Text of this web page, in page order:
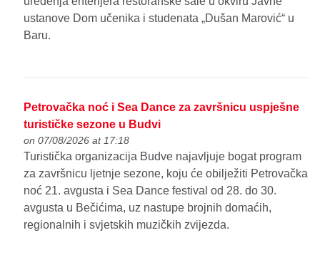
ustanove Dom učenika i studenata „Dušan Marović“ u
Baru.
Petrovačka noć i Sea Dance za završnicu uspješne
turističke sezone u Budvi
on 07/08/2026 at 17:18
Turistička organizacija Budve najavljuje bogat program
za završnicu ljetnje sezone, koju će obilježiti Petrovačka
noć 21. avgusta i Sea Dance festival od 28. do 30.
avgusta u Bečićima, uz nastupe brojnih domaćih,
regionalnih i svjetskih muzičkih zvijezda.